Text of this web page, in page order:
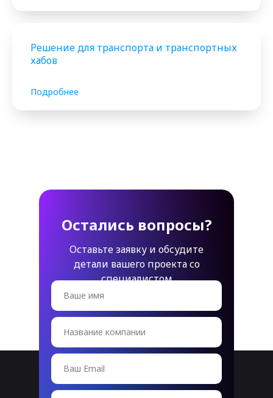
Решение для транспорта и транспортных
хабов
Подробнее
Ваше имя
Название компании
Ваш Email
Остались вопросы?
Оставьте заявку и обсудите
детали вашего проекта со
специалистом